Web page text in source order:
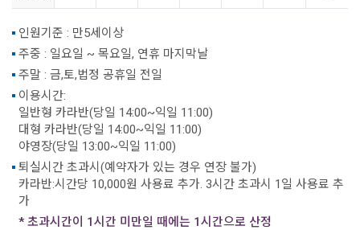
인원기준 : 만5세이상
주중 : 일요일 ~ 목요일, 연휴 마지막날
주말 : 금,토,법정 공휴일 전일
이용시간:
일반형 카라반(당일 14:00~익일 11:00)
대형 카라반(당일 14:00~익일 11:00)
야영장(당일 13:00~익일 11:00)
퇴실시간 초과시(예약자가 있는 경우 연장 불가)
카라반:시간당 10,000원 사용료 추가. 3시간 초과시 1일 사용료 추
가
* 초과시간이 1시간 미만일 때에는 1시간으로 산정